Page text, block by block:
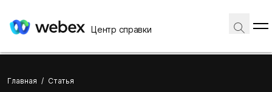
Центр справки
Главная / Статья